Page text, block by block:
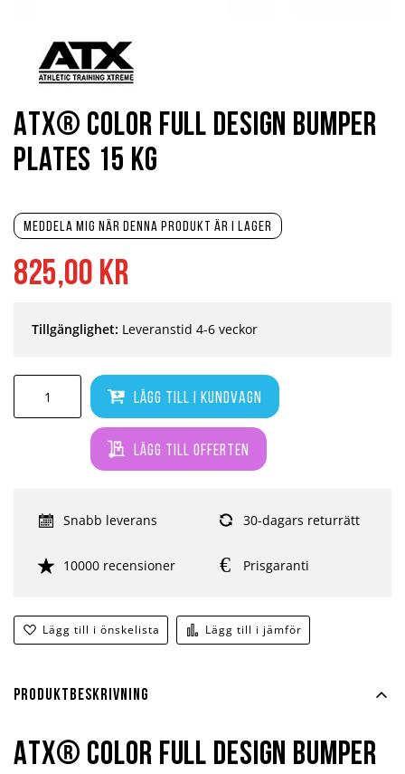
825,00 kr
Meddela mig när denna produkt är i lager
Lägg till i kundvagn
Lägg till offerten
Lägg till i önskelista Lägg till i jämför
Tillgänglighet: Leveranstid 4-6 veckor
Snabb leverans 30-dagars returrätt
10000 recensioner Prisgaranti
ATX® Color Full Design Bumper
Plates 15 kg
början
bildgalleriet
Produktbeskrivning
ATX® Color Full Design Bumper